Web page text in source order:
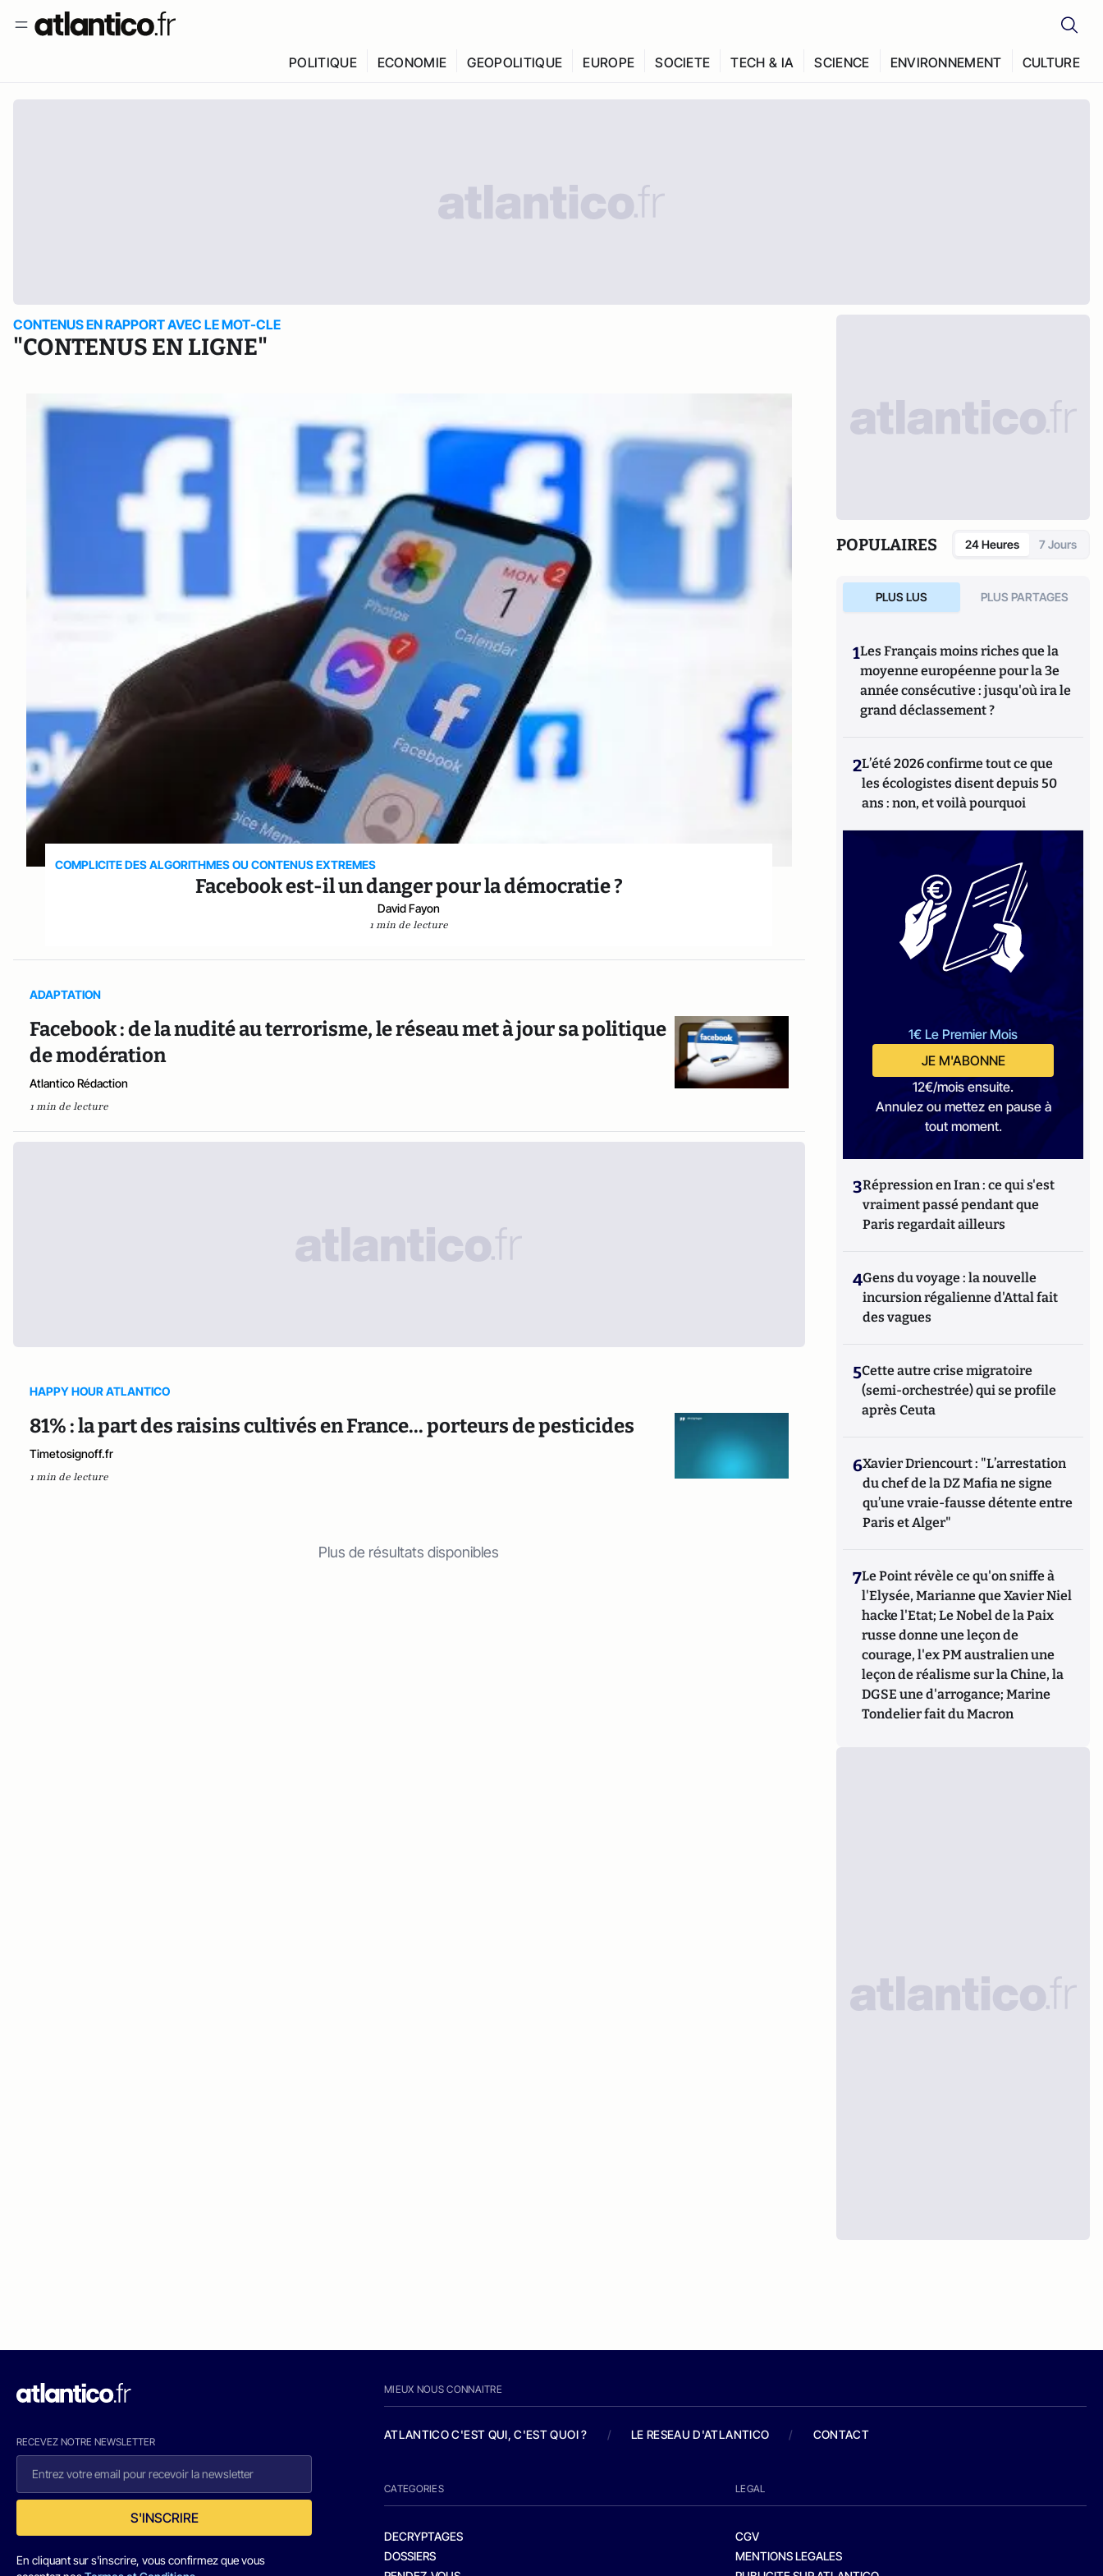
POLITIQUE ECONOMIE GEOPOLITIQUE EUROPE SOCIETE TECH & IA SCIENCE ENVIRONNEMENT CULTURE
CONTENUS EN RAPPORT AVEC LE MOT-CLE
"CONTENUS EN LIGNE"
COMPLICITE DES ALGORITHMES OU CONTENUS EXTREMES
Facebook est-il un danger pour la démocratie ?
David Fayon
1 min de lecture
ADAPTATION
Facebook : de la nudité au terrorisme, le réseau met à jour sa politique
de modération
Atlantico Rédaction
1 min de lecture
HAPPY HOUR ATLANTICO
81% : la part des raisins cultivés en France... porteurs de pesticides
Timetosignoff.fr
1 min de lecture
Plus de résultats disponibles
POPULAIRES 24 Heures 7 Jours
PLUS LUS PLUS PARTAGES
1Les Français moins riches que la
moyenne européenne pour la 3e
année consécutive : jusqu'où ira le
grand déclassement ?
2L’été 2026 confirme tout ce que
les écologistes disent depuis 50
ans : non, et voilà pourquoi
1€ Le Premier Mois
JE M'ABONNE
12€/mois ensuite.
Annulez ou mettez en pause à
tout moment.
3Répression en Iran : ce qui s'est
vraiment passé pendant que
Paris regardait ailleurs
4Gens du voyage : la nouvelle
incursion régalienne d'Attal fait
des vagues
5Cette autre crise migratoire
(semi-orchestrée) qui se profile
après Ceuta
6Xavier Driencourt : "L’arrestation
du chef de la DZ Mafia ne signe
qu’une vraie-fausse détente entre
Paris et Alger"
7Le Point révèle ce qu'on sniffe à
l'Elysée, Marianne que Xavier Niel
hacke l'Etat; Le Nobel de la Paix
russe donne une leçon de
courage, l'ex PM australien une
leçon de réalisme sur la Chine, la
DGSE une d'arrogance; Marine
Tondelier fait du Macron
RECEVEZ NOTRE NEWSLETTER
S'INSCRIRE
En cliquant sur s'inscrire, vous confirmez que vous
MIEUX NOUS CONNAITRE
ATLANTICO C'EST QUI, C'EST QUOI ? / LE RESEAU D'ATLANTICO / CONTACT
CATEGORIES
DECRYPTAGES
DOSSIERS
LEGAL
CGV
MENTIONS LEGALES